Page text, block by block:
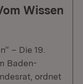
Wissen
– Die 19.
Baden-
ordnet